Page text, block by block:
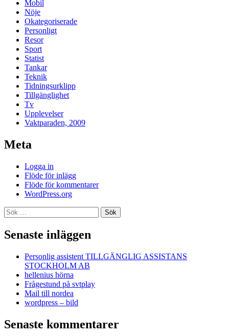
Mobil
Nöje
Okategoriserade
Personligt
Resor
Sport
Statist
Tankar
Teknik
Tidningsurklipp
Tillgänglighet
Tv
Upplevelser
Vaktparaden, 2009
Meta
Logga in
Flöde för inlägg
Flöde för kommentarer
WordPress.org
Sök
efter:
Senaste inläggen
Personlig assistent TILLGÄNGLIG ASSISTANS
STOCKHOLM AB
hellenius hörna
Frågestund på svtplay
Mail till nordea
wordpress – bild
Senaste kommentarer